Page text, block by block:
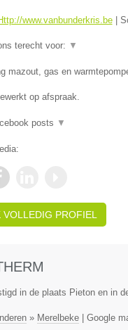
www.vanbunderkris.be|
terecht voor: ▼
mazout, gas en
op afspraak.
posts ▼
VOLLEDIG PROFIEL
in de plaats Pieton en in
» Merelbeke| Google